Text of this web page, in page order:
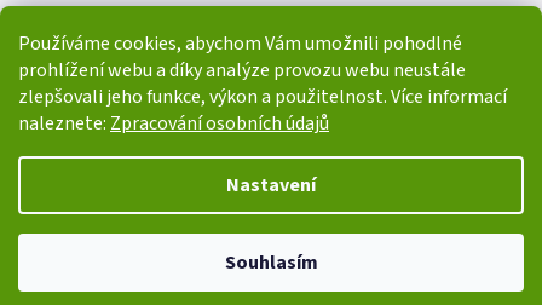
Používáme cookies, abychom Vám umožnili pohodlné
prohlížení webu a díky analýze provozu webu neustále
zlepšovali jeho funkce, výkon a použitelnost. Více informací
naleznete: Zpracování osobních údajů
Nastavení
Souhlasím
Copyright 2026i-POHONY.cz. Všechna práva vyhrazena.Upravit
nastavení cookies